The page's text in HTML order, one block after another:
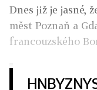
Dnes již je jasné,
měst Poznaň a
francouzského